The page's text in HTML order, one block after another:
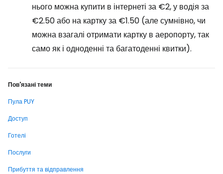
нього можна купити в інтернеті за €2, у водія за
€2.50 або на картку за €1.50 (але сумнівно, чи
можна взагалі отримати картку в аеропорту, так
само як і одноденні та багатоденні квитки).
Пов'язані теми
Пула PUY
Доступ
Готелі
Послуги
Прибуття та відправлення